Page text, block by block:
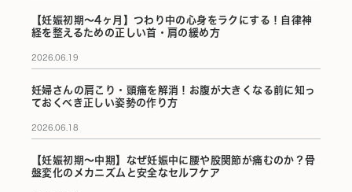
【妊娠初期〜4ヶ月】つわり中の心身をラクにする！自律神
経を整えるための正しい首・肩の緩め方
2026.06.19
妊婦さんの肩こり・頭痛を解消！お腹が大きくなる前に知っ
ておくべき正しい姿勢の作り方
2026.06.18
【妊娠初期〜中期】なぜ妊娠中に腰や股関節が痛むのか？骨
盤変化のメカニズムと安全なセルフケア